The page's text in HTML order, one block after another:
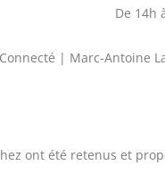
De 14h
| Marc-Antoine
ont été retenus et